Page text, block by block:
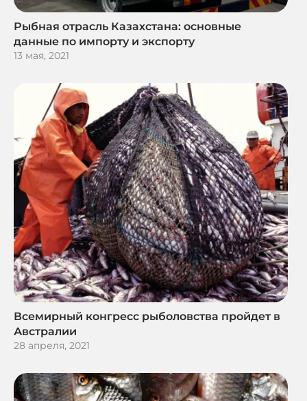
Рыбная отрасль Казахстана: основные
данные по импорту и экспорту
13 мая, 2021
Всемирный конгресс рыболовства пройдет в
Австралии
28 апреля, 2021